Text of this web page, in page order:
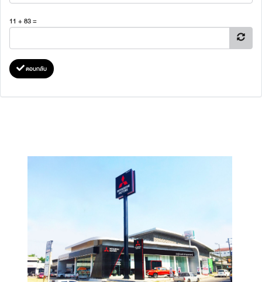
11 + 83 =
ตอบกลับ